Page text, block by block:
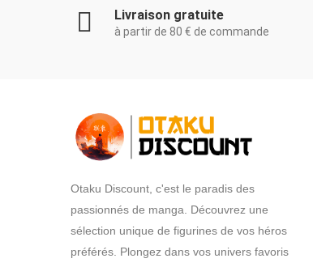
Livraison gratuite
à partir de 80 € de commande
Otaku Discount, c'est le paradis des
passionnés de manga. Découvrez une
sélection unique de figurines de vos héros
préférés. Plongez dans vos univers favoris